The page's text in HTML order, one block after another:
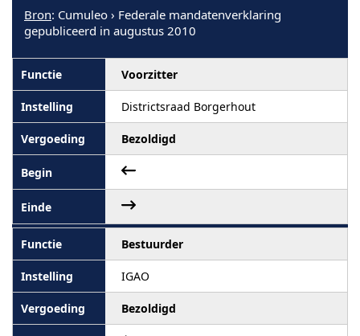
Bron: Cumuleo › Federale mandatenverklaring
gepubliceerd in augustus 2010
Voorzitter
Districtsraad Borgerhout
Bezoldigd
Bestuurder
IGAO
Bezoldigd